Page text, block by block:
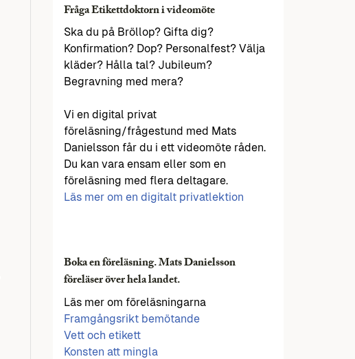
Fråga Etikettdoktorn i videomöte
Ska du på Bröllop? Gifta dig?
Konfirmation? Dop? Personalfest? Välja
kläder? Hålla tal? Jubileum?
Begravning med mera?
Vi en digital privat
föreläsning/frågestund med Mats
Danielsson får du i ett videomöte råden.
Du kan vara ensam eller som en
föreläsning med flera deltagare.
Läs mer om en digitalt privatlektion
Boka en föreläsning. Mats Danielsson
föreläser över hela landet.
Läs mer om föreläsningarna
Framgångsrikt bemötande
Vett och etikett
Konsten att mingla